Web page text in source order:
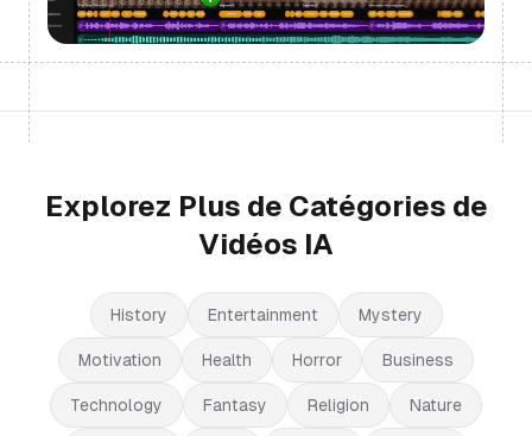
Explorez Plus de Catégories de
Vidéos IA
History Entertainment Mystery
Motivation Health Horror Business
Technology Fantasy Religion Nature